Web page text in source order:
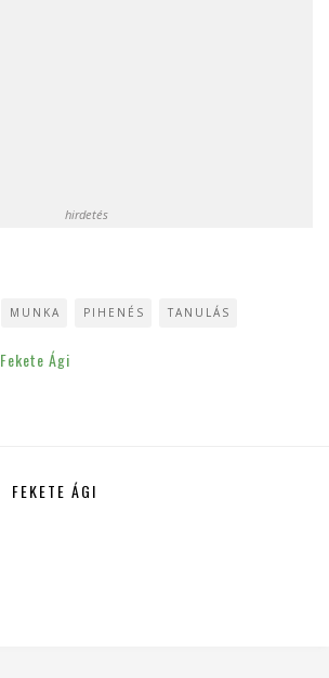
hirdetés
MUNKA PIHENÉS TANULÁS
Fekete Ági
FEKETE ÁGI